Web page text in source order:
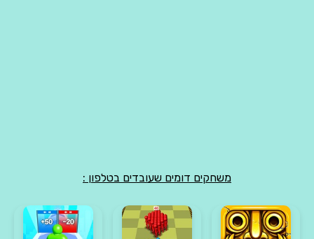
משחקים דומים שעובדים בטלפון :